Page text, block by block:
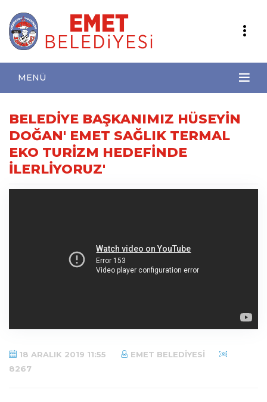
MENÜ
BELEDİYE BAŞKANIMIZ HÜSEYİN
DOĞAN' EMET SAĞLIK TERMAL
EKO TURİZM HEDEFİNDE
İLERLİYORUZ'
18 ARALIK 2019 11:55
EMET BELEDIYESI
8267